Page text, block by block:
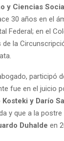
y Ciencias
30 años en el
Federal; en el
la
participó
fue en el juicio
Kosteki y Darío
y que a la
Duhalde en